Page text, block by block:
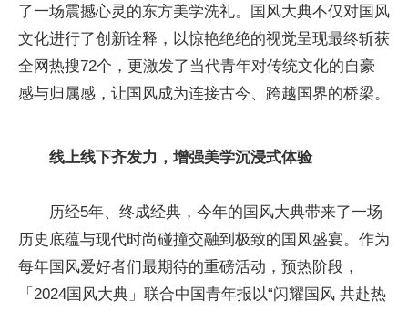
了一场震撼心灵的东方美学洗礼。国风大典不仅对国风
文化进行了创新诠释，以惊艳绝绝的视觉呈现最终斩获
全网热搜72个，更激发了当代青年对传统文化的自豪
感与归属感，让国风成为连接古今、跨越国界的桥梁。
线上线下齐发力，增强美学沉浸式体验
历经5年、终成经典，今年的国风大典带来了一场
历史底蕴与现代时尚碰撞交融到极致的国风盛宴。作为
每年国风爱好者们最期待的重磅活动，预热阶段，
「2024国风大典」联合中国青年报以“闪耀国风 共赴热